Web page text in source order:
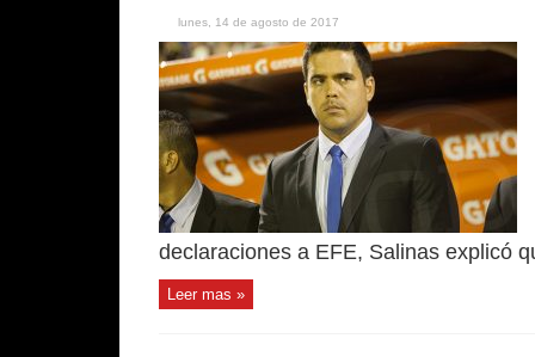
lunes, 14 de agosto de 2017
declaraciones a EFE, Salinas explicó
Leer mas »